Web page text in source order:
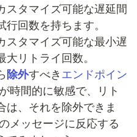
スタマイズ可能な遅延間
回数を持ちます。
スタマイズ可能な最小遅
リトライ回数。
除外すべき エンドポイン
時間的に敏感で、リト
は、それを除外できま
メッセージに反応する